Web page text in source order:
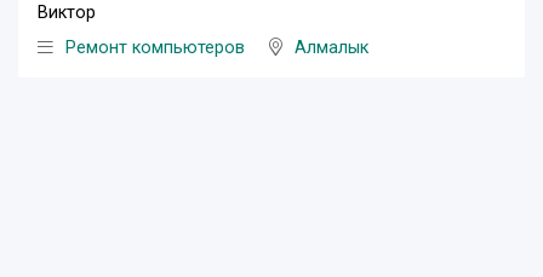
Виктор
Ремонт компьютеров
Алмалык